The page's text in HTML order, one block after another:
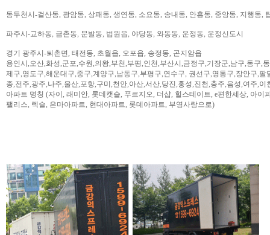
동두천시-걸산동, 광암동, 상패동, 생연동, 소요동, 송내동, 안흥동, 중앙동, 지행동,
파주시-교하동, 금촌동, 문발동, 법원읍, 야당동, 와동동, 운정동, 운정신도시
경기 광주시-퇴촌면, 태전동, 초월읍, 오포읍, 송정동, 곤지암읍
용인시,오산,화성,군포,수원,의왕,부천,부평,인천,부산시,금정구,기장군,남구,동구,
제구,영도구,해운대구,중구,계양구,남동구,부평구,연수구, 권선구,영통구,장안구,
종,전주,광주,나주,울산,포항,구미,천안,아산,서산,당진,홍성,진천,충주,음성,여주,이
아파트 명칭 (자이, 래미안, 롯데캣슬, 푸르지오, 더샵, 힐스테이트, e편한세상, 아이
팰리스, 렉슬, 은마아파트, 현대아파트, 롯데아파트, 부영사랑으로)